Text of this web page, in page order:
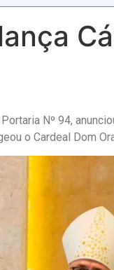
lança
Nº 94,
o Cardeal Dom